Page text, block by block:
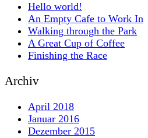
Hello world!
An Empty Cafe to Work In
Walking through the Park
A Great Cup of Coffee
Finishing the Race
Archiv
April 2018
Januar 2016
Dezember 2015